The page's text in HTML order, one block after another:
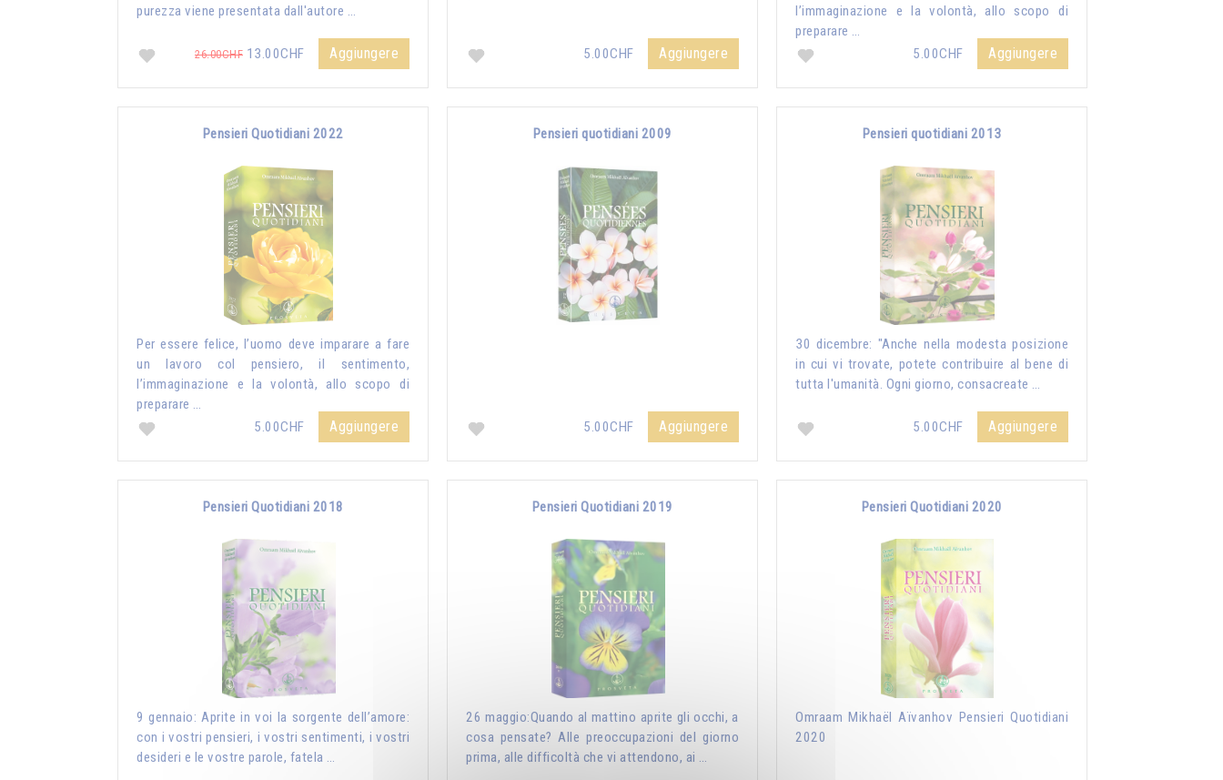
purezza viene presentata dall'autore …
26.00CHF 13.00CHF Aggiungere 5.00CHF Aggiungere
l’immaginazione e la volontà, allo scopo di
preparare …
5.00CHF
Aggiungere
Pensieri Quotidiani 2022
Per essere felice, l’uomo deve imparare a fare
un lavoro col pensiero, il sentimento,
l’immaginazione e la volontà, allo scopo di
preparare …
5.00CHF
Aggiungere
Pensieri quotidiani 2009
5.00CHF Aggiungere
Pensieri quotidiani 2013
30 dicembre: "Anche nella modesta posizione
in cui vi trovate, potete contribuire al bene di
tutta l'umanità. Ogni giorno, consacreate …
5.00CHF Aggiungere
Pensieri Quotidiani 2018
9 gennaio: Aprite in voi la sorgente dell’amore:
con i vostri pensieri, i vostri sentimenti, i vostri
desideri e le vostre parole, fatela …
Pensieri Quotidiani 2019
26 maggio:Quando al mattino aprite gli occhi, a
cosa pensate? Alle preoccupazioni del giorno
prima, alle difficoltà che vi attendono, ai …
Pensieri Quotidiani 2020
Omraam Mikhaël Aïvanhov Pensieri Quotidiani
2020